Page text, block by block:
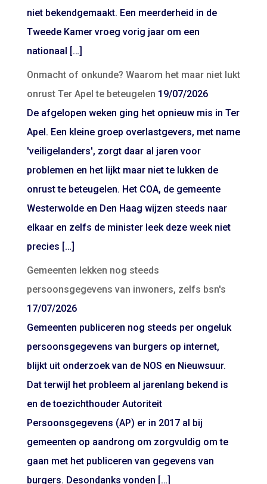
niet bekendgemaakt. Een meerderheid in de
Tweede Kamer vroeg vorig jaar om een
nationaal […]
Onmacht of onkunde? Waarom het maar niet lukt
onrust Ter Apel te beteugelen 19/07/2026
De afgelopen weken ging het opnieuw mis in Ter
Apel. Een kleine groep overlastgevers, met name
'veiligelanders', zorgt daar al jaren voor
problemen en het lijkt maar niet te lukken de
onrust te beteugelen. Het COA, de gemeente
Westerwolde en Den Haag wijzen steeds naar
elkaar en zelfs de minister leek deze week niet
precies […]
Gemeenten lekken nog steeds
persoonsgegevens van inwoners, zelfs bsn's
17/07/2026
Gemeenten publiceren nog steeds per ongeluk
persoonsgegevens van burgers op internet,
blijkt uit onderzoek van de NOS en Nieuwsuur.
Dat terwijl het probleem al jarenlang bekend is
en de toezichthouder Autoriteit
Persoonsgegevens (AP) er in 2017 al bij
gemeenten op aandrong om zorgvuldig om te
gaan met het publiceren van gegevens van
burgers. Desondanks vonden […]